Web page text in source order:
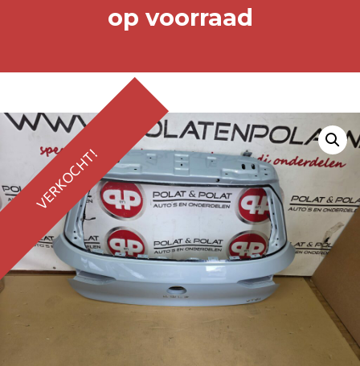
op voorraad
VERKOCHT!